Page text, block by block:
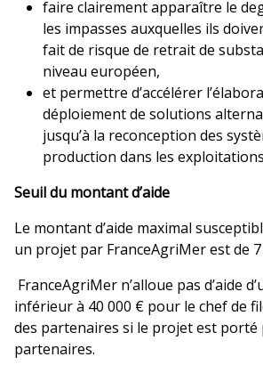
faire clairement apparaître le
les impasses auxquelles ils
fait de risque de retrait de
niveau européen,
et permettre d’accélérer
déploiement de solutions
jusqu’à la reconception des
production dans les
Seuil du montant d’aide
Le montant d’aide maximal
un projet par FranceAgriMer est de 7
FranceAgriMer n’alloue pas d’aide
inférieur à 40 000 € pour le chef de
des partenaires si le projet est porté
partenaires.